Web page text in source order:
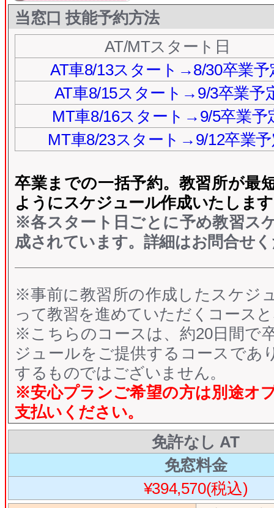
当窓口 技能予約方法
AT/MTスタート日
AT車8/13スタート→8/30卒業予
AT車8/15スタート→9/3卒業予
MT車8/16スタート→9/5卒業予
MT車8/23スタート→9/12卒業
卒業までの一括予約。 教習所が最
ようにスケジュール作成いたしま
※各スタート日ごとに予め教習ス
成されています。詳細はお問合せ
※事前に教習所の作成したスケジ
って教習を進めていただくコース
※こちらのコースは、約20日間で
ジュールをご提供するコースであ
するものではございません。
※安心プランご希望の方は別途オ
支払いください。
免許なし AT
免窓料金
¥394,570(税込)